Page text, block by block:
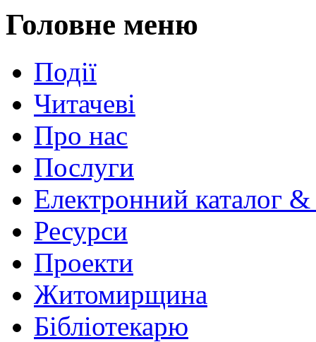
Головне меню
Події
Читачеві
Про нас
Послуги
Електронний каталог
Ресурси
Проекти
Житомирщина
Бібліотекарю